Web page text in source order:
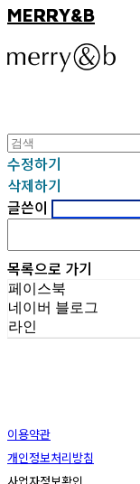
MERRY&B
수정하기
삭제하기
글쓴이
목록으로 가기
페이스북
네이버 블로그
라인
이용약관
개인정보처리방침
사업자정보확인